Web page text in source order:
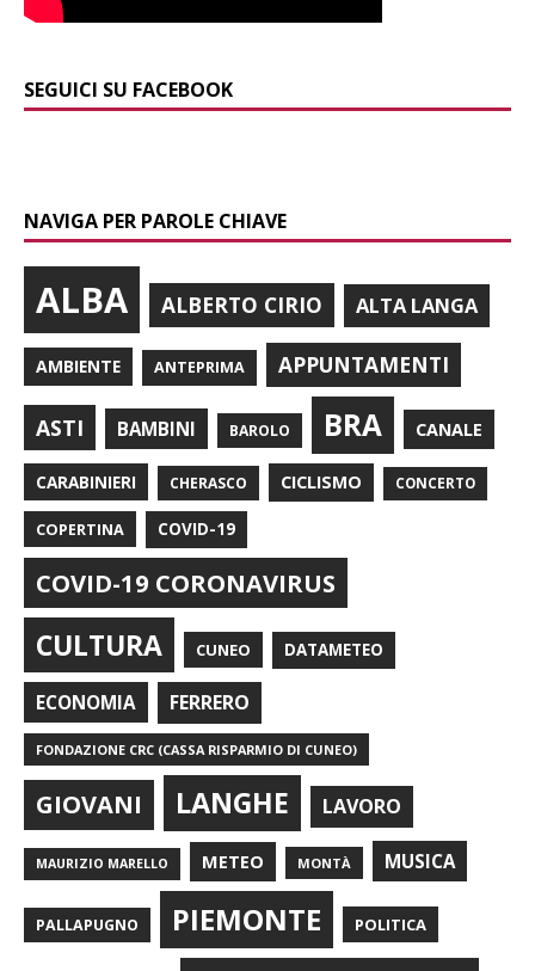
SEGUICI SU FACEBOOK
NAVIGA PER PAROLE CHIAVE
ALBA ALBERTO CIRIO ALTA LANGA
AMBIENTE ANTEPRIMA APPUNTAMENTI
ASTI BAMBINI BAROLO BRA CANALE
CARABINIERI CHERASCO CICLISMO CONCERTO
COPERTINA COVID-19
COVID-19 CORONAVIRUS
CULTURA CUNEO DATAMETEO
ECONOMIA FERRERO
FONDAZIONE CRC (CASSA RISPARMIO DI CUNEO)
GIOVANI LANGHE LAVORO
MAURIZIO MARELLO METEO MONTÀ MUSICA
PALLAPUGNO PIEMONTE POLITICA